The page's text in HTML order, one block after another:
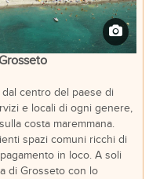
dal centro del paese di
e locali di ogni genere,
costa maremmana.
spazi comuni ricchi di
in loco. A soli
di Grosseto con lo